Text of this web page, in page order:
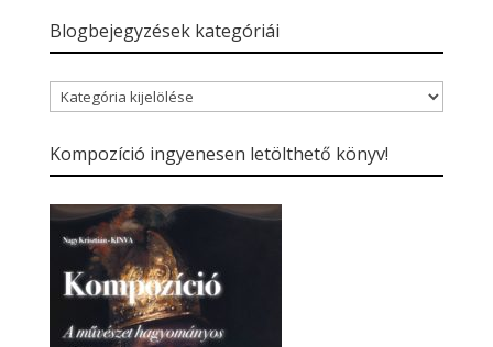
Blogbejegyzések kategóriái
Blogbejegyzések
kategóriái
Kompozíció ingyenesen letölthető könyv!